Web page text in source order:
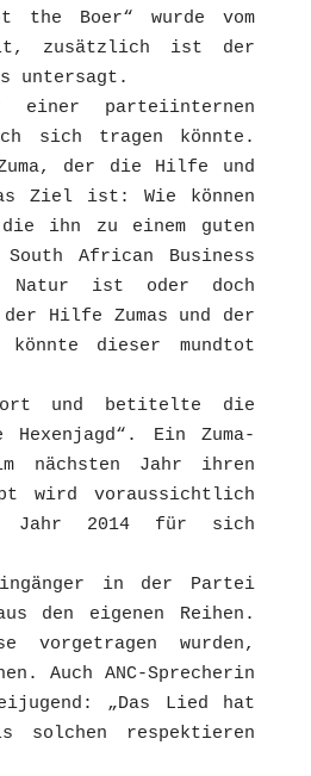
the Boer“ wurde vom
zusätzlich ist der
untersagt.
einer parteiinternen
sich tragen könnte.
Zuma, der die Hilfe und
Ziel ist: Wie können
die ihn zu einem guten
South African Business
Natur ist oder doch
Hilfe Zumas und der
könnte dieser mundtot
und betitelte die
Ein Zuma-
nächsten Jahr ihren
wird voraussichtlich
Jahr 2014 für sich
in der Partei
den eigenen Reihen.
vorgetragen wurden,
Auch ANC-Sprecherin
„Das Lied hat
solchen respektieren